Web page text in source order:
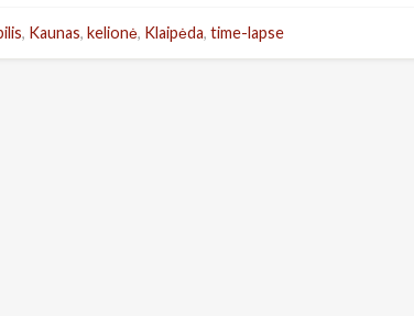
, Kaunas, kelionė, Klaipėda, time-lapse